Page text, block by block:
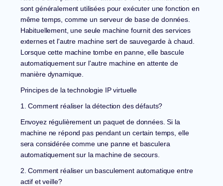
sont généralement utilisées pour exécuter une fonction en
même temps, comme un serveur de base de données.
Habituellement, une seule machine fournit des services
externes et l'autre machine sert de sauvegarde à chaud.
Lorsque cette machine tombe en panne, elle bascule
automatiquement sur l'autre machine en attente de
manière dynamique.
Principes de la technologie IP virtuelle
1. Comment réaliser la détection des défauts?
Envoyez régulièrement un paquet de données. Si la
machine ne répond pas pendant un certain temps, elle
sera considérée comme une panne et basculera
automatiquement sur la machine de secours.
2. Comment réaliser un basculement automatique entre
actif et veille?